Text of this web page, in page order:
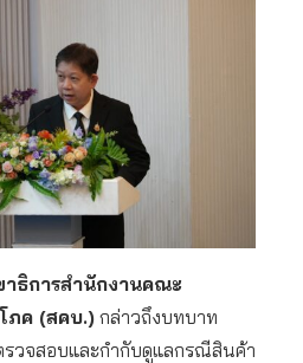
ธิการสำนักงานคณะ
ภค (สคบ.) กล่าวถึงบทบาท
วจสอบและกำกับดูแลกรณีสินค้า